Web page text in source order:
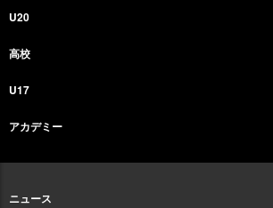
U20
高校
U17
アカデミー
ニュース